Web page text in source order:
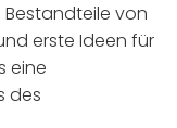
Bestandteile von
erste Ideen für
eine
des